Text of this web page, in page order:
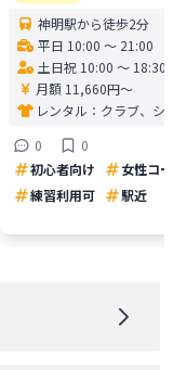
神明駅から徒歩2分
平日 10:00 〜 21:00
土日祝 10:00 〜 18:30
月額 11,660円〜
レンタル： クラブ、シ
0
0
初心者向け
女性コ
練習利用可
駅近